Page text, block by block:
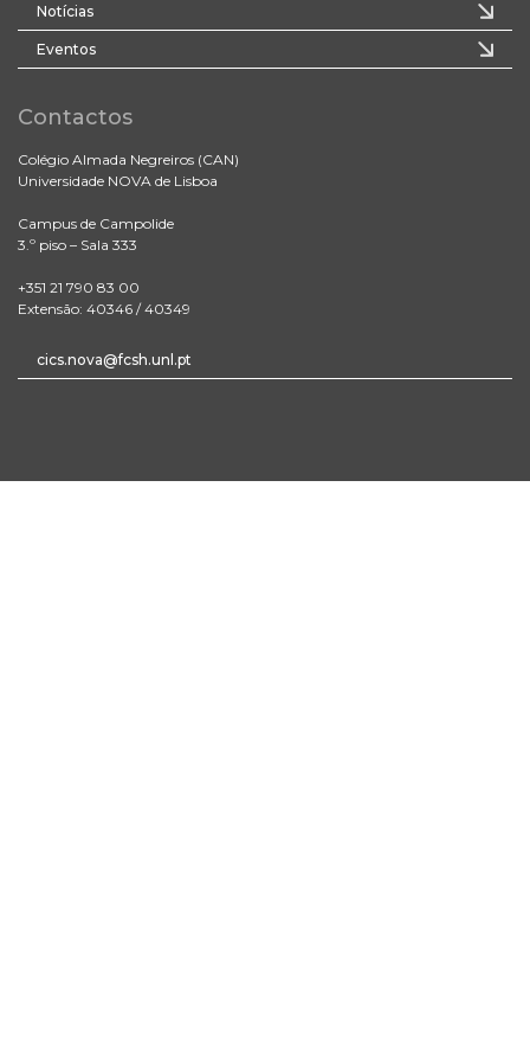
Notícias
Eventos
Contactos
Colégio Almada Negreiros (CAN)
Universidade NOVA de Lisboa
Campus de Campolide
3.º piso – Sala 333
+351 21 790 83 00
Extensão: 40346 / 40349
cics.nova@fcsh.unl.pt